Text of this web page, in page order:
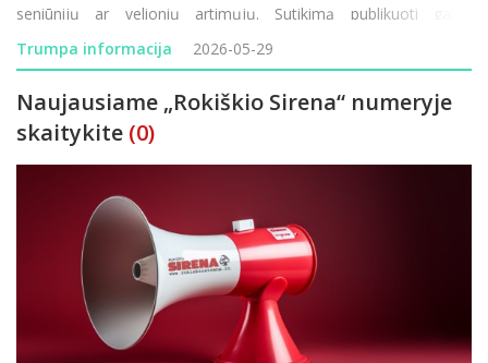
seniūnijų ar velionių artimųjų. Sutikimą publikuoti galite
pasirašyti Rokiškio laidojimo namuose, seniūnijose ar „Rokiškio
S
Trumpa informacija 2026-05-29
Naujausiame „Rokiškio Sirena“ numeryje
skaitykite (0)